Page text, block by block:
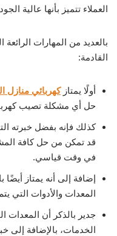
العملاء تتميز بأنها عالية
بالعديد من المهارات
القادمة:
أولًا يمتازكهربائي منازل
حل أي مشكلة تصيب
كذلك فإنه بفضل خبرته
قد تمكن من حل كافة
في وقت قياسي.
إضافة إلى أنه يمتاز
المعدات والأدوات التي
جدير بالذكر أن المعدات
الخدمات، بالإضافة إلى